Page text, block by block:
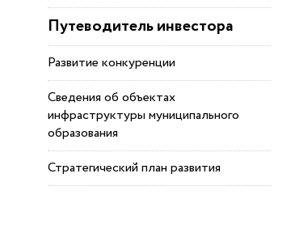
Путеводитель инвестора
Развитие конкуренции
Сведения об объектах
инфраструктуры муниципального
образования
Стратегический план развития